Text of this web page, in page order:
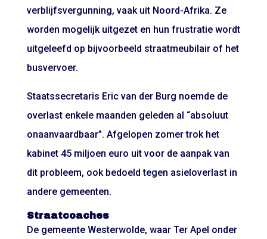
verblijfsvergunning, vaak uit Noord-Afrika. Ze
worden mogelijk uitgezet en hun frustratie wordt
uitgeleefd op bijvoorbeeld straatmeubilair of het
busvervoer.
Staatssecretaris Eric van der Burg noemde de
overlast enkele maanden geleden al “absoluut
onaanvaardbaar”. Afgelopen zomer trok het
kabinet 45 miljoen euro uit voor de aanpak van
dit probleem, ook bedoeld tegen asieloverlast in
andere gemeenten.
Straatcoaches
De gemeente Westerwolde, waar Ter Apel onder